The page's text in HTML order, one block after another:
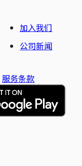
加入我们
公司新闻
服务条款